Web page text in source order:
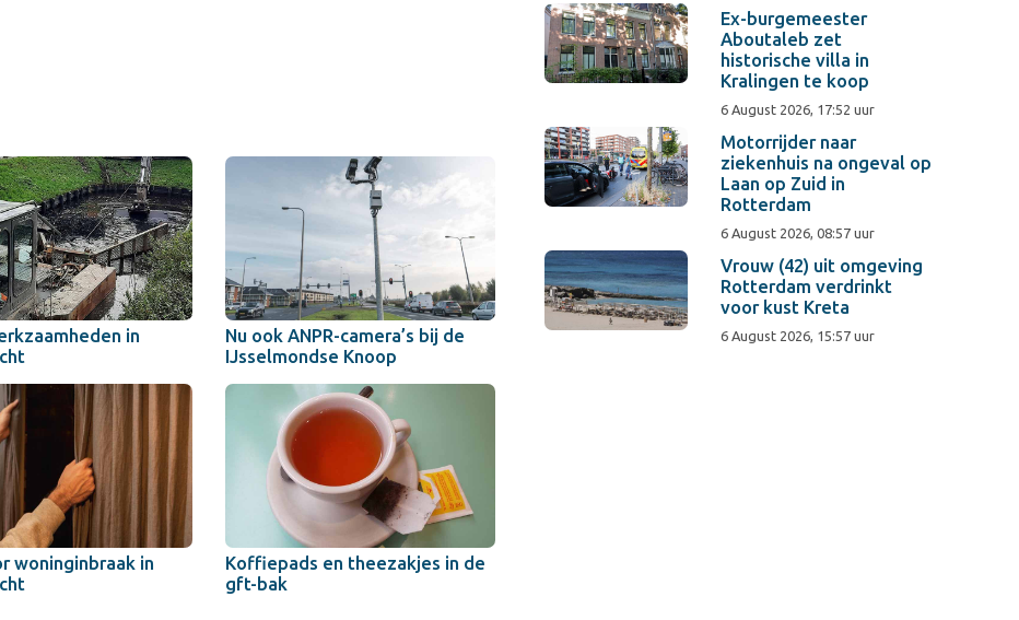
in
Nu ook ANPR-camera’s bij de
IJsselmondse Knoop
woninginbraak in
Koffiepads en theezakjes in de
gft-bak
Ex-burgemeester
Aboutaleb zet
historische villa in
Kralingen te koop
6 August 2026, 17:52 uur
Motorrijder naar
ziekenhuis na ongeval op
Laan op Zuid in
Rotterdam
6 August 2026, 08:57 uur
Vrouw (42) uit omgeving
Rotterdam verdrinkt
voor kust Kreta
6 August 2026, 15:57 uur